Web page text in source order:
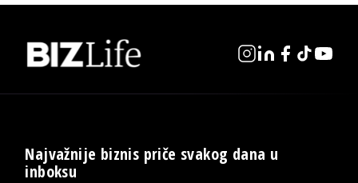
Najvažnije biznis priče svakog dana u
inboksu